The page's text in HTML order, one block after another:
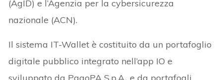
(AgID) e l’Agenzia per la cybersicurezza
nazionale (ACN).
Il sistema IT-Wallet è costituito da un portafoglio
digitale pubblico integrato nell’app IO e